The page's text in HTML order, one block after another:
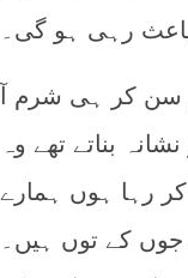
رہی ہو گی۔
سن کر ہی شرم آ
بناتے تھے وہ
رہا ہوں ہمارے
جوں کے توں ہیں۔